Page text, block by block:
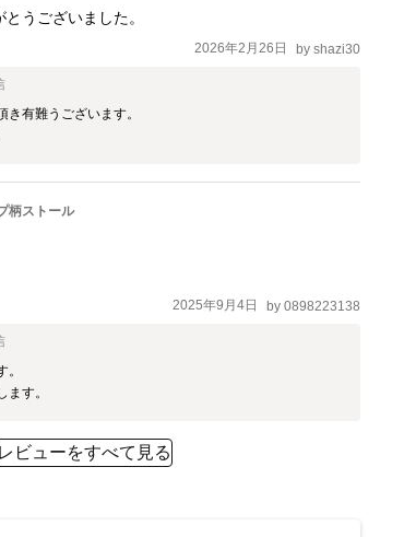
うございました。
2026年2月26日 by shazi30
有難うございます。
柄ストール
2025年9月4日 by 0898223138
ます。
レビューをすべて見る